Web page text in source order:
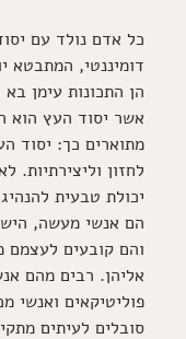
כל אדם נולד עם
דומיננטי, המתבטא
הן התכונות עימן
אשר יסוד העץ הוא
מתוארים כך: יסוד
לחזון וליצירתיות.
יכולת טבעית
הם אנשי מעשה,
והם קובעים לעצמם
אליהן. רבים מהם
פוליטיקאים ואנשי
סובלים לעיתים